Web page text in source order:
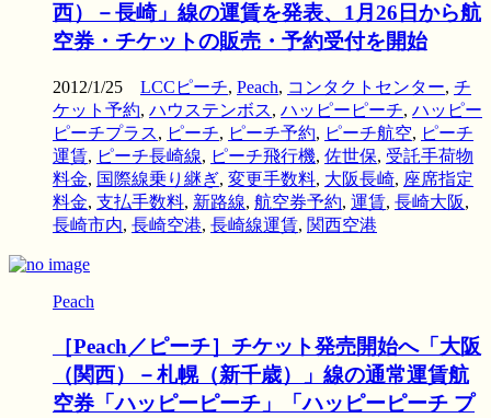
西）－長崎」線の運賃を発表、1月26日から航
空券・チケットの販売・予約受付を開始
2012/1/25 LCCピーチ, Peach, コンタクトセンター, チ
ケット予約, ハウステンボス, ハッピーピーチ, ハッピー
ピーチプラス, ピーチ, ピーチ予約, ピーチ航空, ピーチ
運賃, ピーチ長崎線, ピーチ飛行機, 佐世保, 受託手荷物
料金, 国際線乗り継ぎ, 変更手数料, 大阪長崎, 座席指定
料金, 支払手数料, 新路線, 航空券予約, 運賃, 長崎大阪,
長崎市内, 長崎空港, 長崎線運賃, 関西空港
Peach
［Peach／ピーチ］チケット発売開始へ「大阪
（関西）－札幌（新千歳）」線の通常運賃航
空券「ハッピーピーチ」「ハッピーピーチ プ